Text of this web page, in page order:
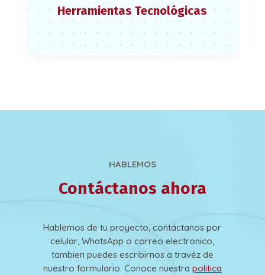
Herramientas Tecnológicas
HABLEMOS
Contáctanos ahora
Hablemos de tu proyecto, contáctanos por
celular, WhatsApp o correo electronico,
tambien puedes escribirnos a travéz de
nuestro formulario. Conoce nuestra politica